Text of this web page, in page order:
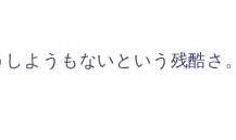
ようもないという残酷さ。